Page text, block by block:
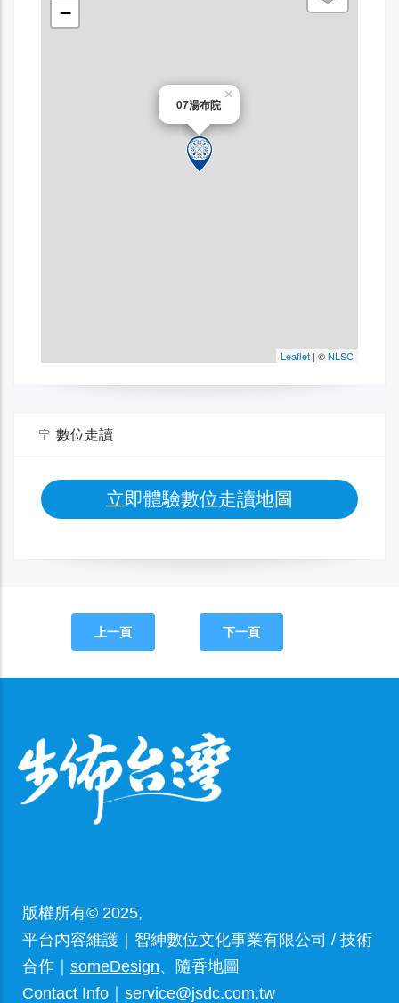
數位走讀
立即體驗數位走讀地圖
上一頁 下一頁
版權所有© 2025,
平台內容維護｜智紳數位文化事業有限公司 / 技術
合作｜ someDesign、隨香地圖
Contact Info｜service@jsdc.com.tw